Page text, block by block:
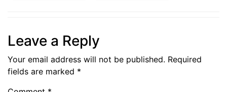
Leave a Reply
Your email address will not be published. Required
fields are marked *